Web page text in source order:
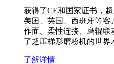
获得了CE和国家证书，
美国、英国、西班牙等客
作面、柔性连接、磨辊联
了超压梯形磨粉机的世
了解详情